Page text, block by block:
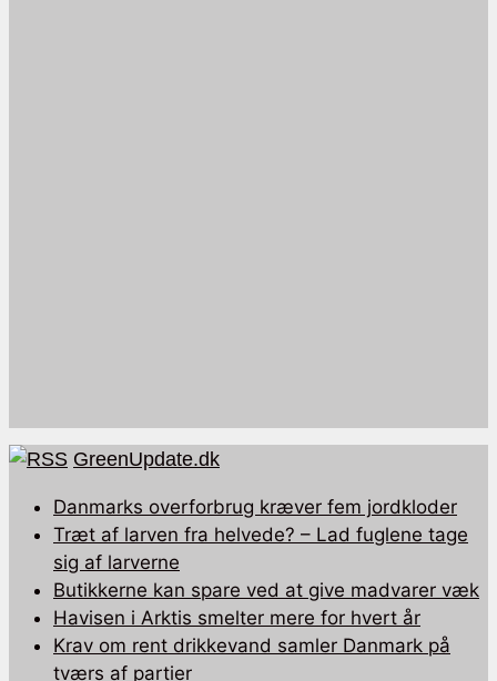
GreenUpdate.dk
Danmarks overforbrug kræver fem jordkloder
Træt af larven fra helvede? – Lad fuglene tage
sig af larverne
Butikkerne kan spare ved at give madvarer væk
Havisen i Arktis smelter mere for hvert år
Krav om rent drikkevand samler Danmark på
tværs af partier